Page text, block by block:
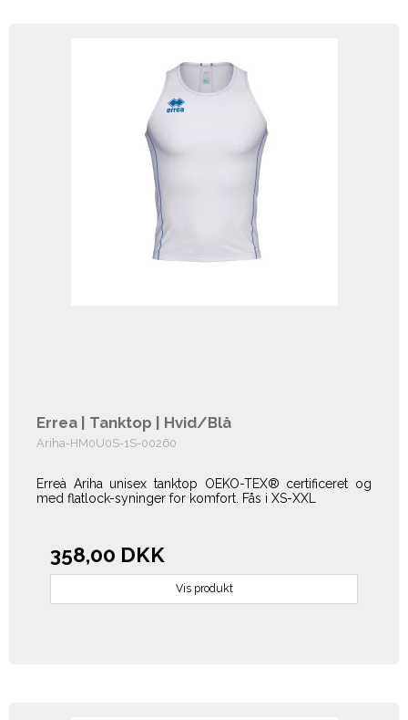
Errea | Tanktop | Hvid/Blå
Ariha-HM0U0S-1S-00260
Erreà Ariha unisex tanktop OEKO-TEX® certificeret og
med flatlock-syninger for komfort. Fås i XS-XXL
358,00 DKK
Vis produkt